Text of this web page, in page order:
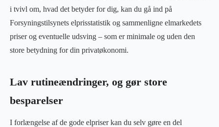
i tvivl om, hvad det betyder for dig, kan du gå ind på
Forsyningstilsynets elprisstatistik og sammenligne elmarkedets
priser og eventuelle udsving – som er minimale og uden den
store betydning for din privatøkonomi.
Lav rutineændringer, og gør store
besparelser
I forlængelse af de gode elpriser kan du selv gøre en del